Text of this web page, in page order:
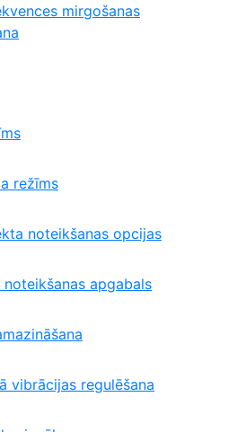
mirgošanas
režīms
noteikšanas opcijas
apgabals
vibrācijas regulēšana